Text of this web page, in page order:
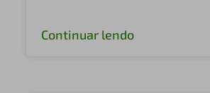
Continuar lendo